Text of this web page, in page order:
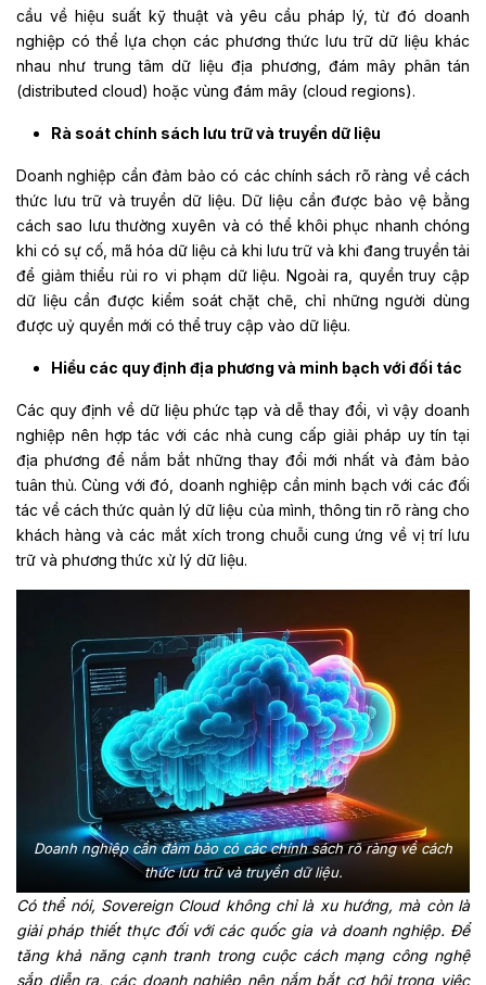
cầu về hiệu suất kỹ thuật và yêu cầu pháp lý, từ đó doanh
nghiệp có thể lựa chọn các phương thức lưu trữ dữ liệu khác
nhau như trung tâm dữ liệu địa phương, đám mây phân tán
(distributed cloud) hoặc vùng đám mây (cloud regions).
Rà soát chính sách lưu trữ và truyền dữ liệu
Doanh nghiệp cần đảm bảo có các chính sách rõ ràng về cách
thức lưu trữ và truyền dữ liệu. Dữ liệu cần được bảo vệ bằng
cách sao lưu thường xuyên và có thể khôi phục nhanh chóng
khi có sự cố, mã hóa dữ liệu cả khi lưu trữ và khi đang truyền tải
để giảm thiểu rủi ro vi phạm dữ liệu. Ngoài ra, quyền truy cập
dữ liệu cần được kiểm soát chặt chẽ, chỉ những người dùng
được uỷ quyền mới có thể truy cập vào dữ liệu.
Hiểu các quy định địa phương và minh bạch với đối tác
Các quy định về dữ liệu phức tạp và dễ thay đổi, vì vậy doanh
nghiệp nên hợp tác với các nha cung cấp giải pháp uy tín tại
địa phương để nắm bắt những thay đổi mới nhất và đảm bảo
tuân thủ. Cùng với đó, doanh nghiệp cần minh bạch với các đối
tác về cách thức quản lý dữ liệu của mình, thông tin rõ ràng cho
khách hàng và các mắt xích trong chuỗi cung ứng về vị trí lưu
trữ và phương thức xử lý dữ liệu.
Doanh nghiệp cần đảm bảo có các chính sách rõ ràng về cách
thức lưu trữ và truyền dữ liệu.
Có thể nói, Sovereign Cloud không chỉ là xu hướng, mà còn là
giải pháp thiết thực đối với các quốc gia và doanh nghiệp. Để
tăng khả năng cạnh tranh trong cuộc cách mạng công nghệ
sắp diễn ra, các doanh nghiệp nên nắm bắt cơ hội trong việc